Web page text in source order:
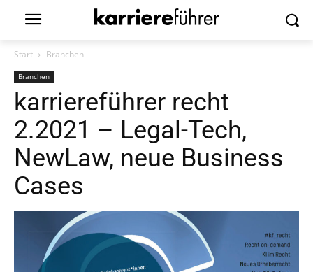
Start Branchen
Branchen
karriereführer recht
2.2021 – Legal-Tech,
NewLaw, neue Business
Cases